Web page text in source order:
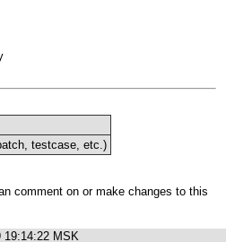
testcase, etc.)
19:14:22 MSK